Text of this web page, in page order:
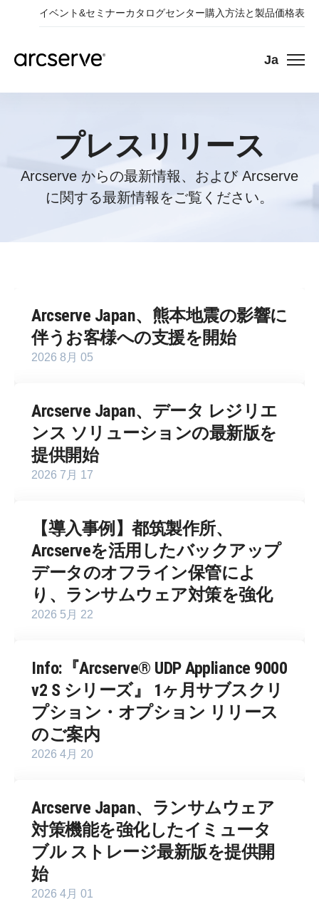
イベント&セミナーカタログセンター購入方法と製品価格表
Ja
プレスリリース
Arcserve からの最新情報、および Arcserve
に関する最新情報をご覧ください。
Arcserve Japan、熊本地震の影響に
伴うお客様への支援を開始
2026 8月 05
Arcserve Japan、データ レジリエ
ンス ソリューションの最新版を
提供開始
2026 7月 17
【導入事例】都筑製作所、
Arcserveを活用したバックアップ
データのオフライン保管によ
り、ランサムウェア対策を強化
2026 5月 22
Info:『Arcserve® UDP Appliance 9000
v2 S シリーズ』 1ヶ月サブスクリ
プション・オプション リリース
のご案内
2026 4月 20
Arcserve Japan、ランサムウェア
対策機能を強化したイミュータ
ブル ストレージ最新版を提供開
始
2026 4月 01